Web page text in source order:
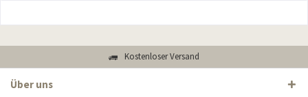
Kostenloser Versand
Über uns